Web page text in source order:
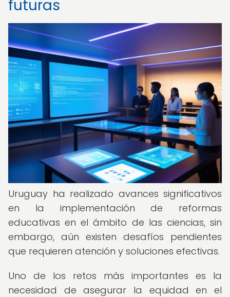
futuras
Uruguay ha realizado avances significativos
en la implementación de reformas
educativas en el ámbito de las ciencias, sin
embargo, aún existen desafíos pendientes
que requieren atención y soluciones efectivas.
Uno de los retos más importantes es la
necesidad de asegurar la equidad en el